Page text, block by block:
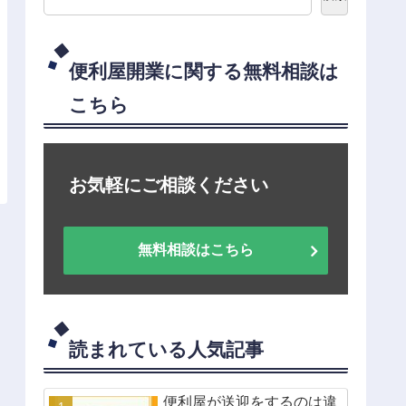
便利屋開業に関する無料相談は
こちら
お気軽にご相談ください
無料相談はこちら
読まれている人気記事
便利屋が送迎をするのは違